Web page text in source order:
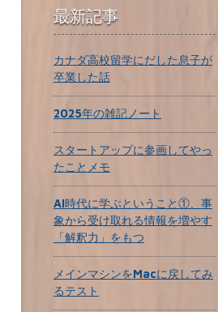
最新記事
カナダ高校留学にだした息子が
卒業した話
2025年の雑記ノート
スタートアップに参画してやっ
たことメモ
AI時代に学ぶということ①、事
象から受け取れる情報を増やす
「解釈力」をもつ
メインマシンをMacに戻してみ
るテスト